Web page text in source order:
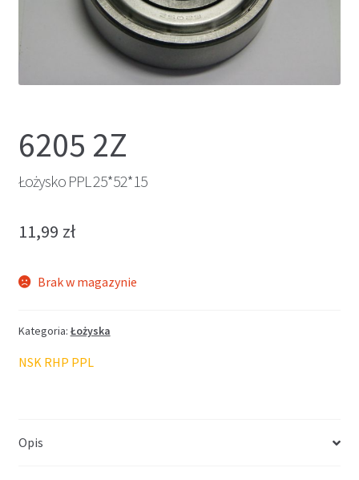
6205 2Z
Łożysko PPL 25*52*15
11,99 zł
Brak w magazynie
Kategoria: Łożyska
NSK RHP PPL
Opis